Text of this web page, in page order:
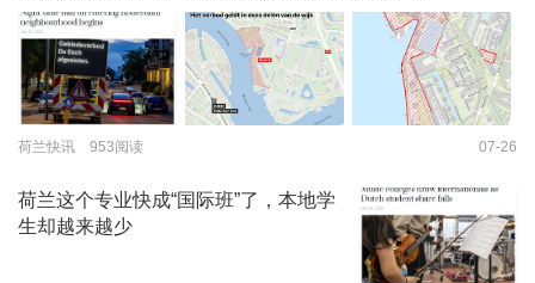
荷兰快讯 953阅读 07-26
荷兰这个专业快成“国际班”了，本地学
生却越来越少